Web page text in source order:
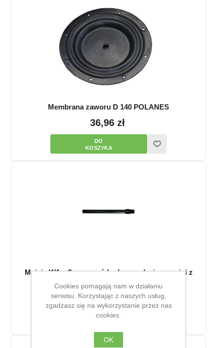
Membrana zaworu D 140 POLANES
36,96 zł
Myjnia WA – 3 – przewód odprowadzający myjni z
40,32 zł
Cookies pomagają nam w działaniu
serwisu. Korzystając z naszych usług,
zgadzasz się na wykorzystanie przez nas
cookies.
OK